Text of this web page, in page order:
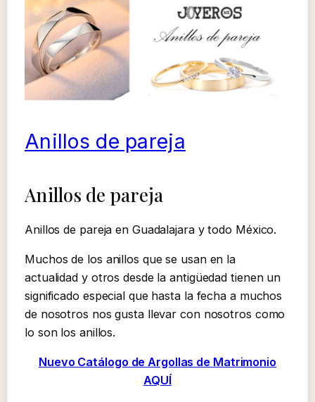
Anillos de pareja
Anillos de pareja
Anillos de pareja en Guadalajara y todo México.
Muchos de los anillos que se usan en la
actualidad y otros desde la antigüedad tienen un
significado especial que hasta la fecha a muchos
de nosotros nos gusta llevar con nosotros como
lo son los anillos.
Nuevo Catálogo de Argollas de Matrimonio
AQUÍ